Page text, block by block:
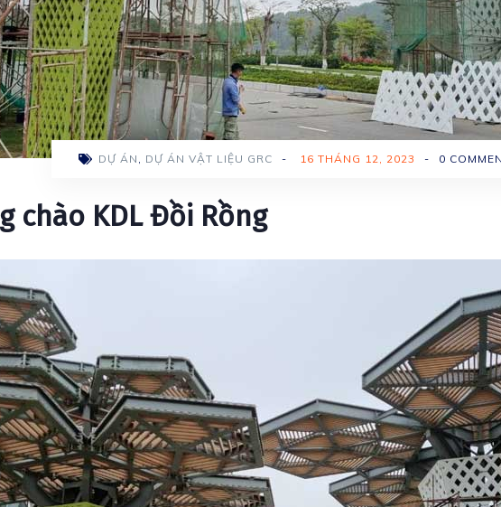
DỰ ÁN , DỰ ÁN VẬT LIỆU GRC - 16 THÁNG 12, 2023 - 0
chào KDL Đồi Rồng